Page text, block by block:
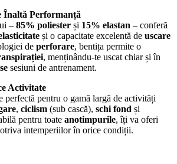
Înaltă Performanță
– 85% poliester și 15% elastan – conferă
și o capacitate excelentă de uscare
de perforare, bentița permite o
, menținându-te uscat chiar și în
sesiuni de antrenament.
Activitate
perfectă pentru o gamă largă de activități
, ciclism (sub cască), schi fond și
pentru toate anotimpurile, îți va oferi
intemperiilor în orice condiții.